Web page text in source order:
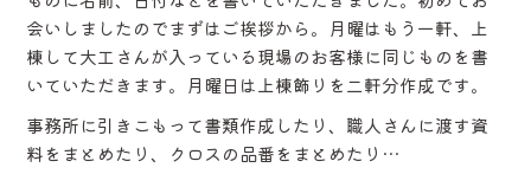
会いしましたのでまずはご挨拶から。月曜はもう一軒、上
棟して大工さんが入っている現場のお客様に同じものを書
いていただきます。月曜日は上棟飾りを二軒分作成です。
事務所に引きこもって書類作成したり、職人さんに渡す資
料をまとめたり、クロスの品番をまとめたり…